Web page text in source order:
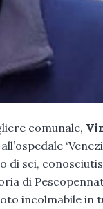
comunale,
di sci,
di
incolmabile in